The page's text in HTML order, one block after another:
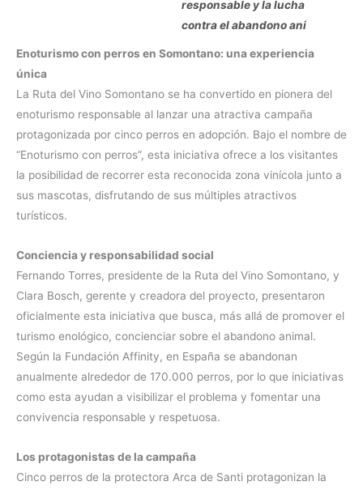
responsable y la lucha
contra el abandono ani
Enoturismo con perros en Somontano: una experiencia
única
La Ruta del Vino Somontano se ha convertido en pionera del
enoturismo responsable al lanzar una atractiva campaña
protagonizada por cinco perros en adopción. Bajo el nombre de
“Enoturismo con perros”, esta iniciativa ofrece a los visitantes
la posibilidad de recorrer esta reconocida zona vinícola junto a
sus mascotas, disfrutando de sus múltiples atractivos
turísticos.
Conciencia y responsabilidad social
Fernando Torres, presidente de la Ruta del Vino Somontano, y
Clara Bosch, gerente y creadora del proyecto, presentaron
oficialmente esta iniciativa que busca, más allá de promover el
turismo enológico, concienciar sobre el abandono animal.
Según la Fundación Affinity, en España se abandonan
anualmente alrededor de 170.000 perros, por lo que iniciativas
como esta ayudan a visibilizar el problema y fomentar una
convivencia responsable y respetuosa.
Los protagonistas de la campaña
Cinco perros de la protectora Arca de Santi protagonizan la